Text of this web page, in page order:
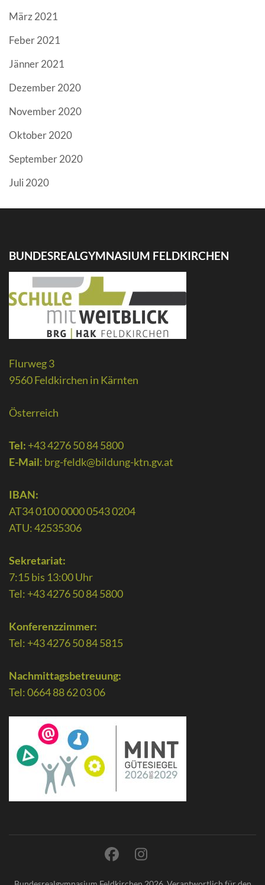
März 2021
Feber 2021
Jänner 2021
Dezember 2020
November 2020
Oktober 2020
September 2020
Juli 2020
BUNDESREALGYMNASIUM FELDKIRCHEN
Flurweg 3
9560 Feldkirchen in Kärnten
Österreich
Tel: +43 4276 50 84 5800
E-Mail: brg-feldk@bildung-ktn.gv.at
IBAN:
AT34 0100 0000 0543 0204
ATU: 42535306
Sekretariat:
7:15 bis 13:00 Uhr
Tel: +43 4276 50 84 5800
Konferenzzimmer:
Tel: +43 4276 50 84 5815
Nachmittagsbetreuung:
Tel: 0664 88 62 03 06